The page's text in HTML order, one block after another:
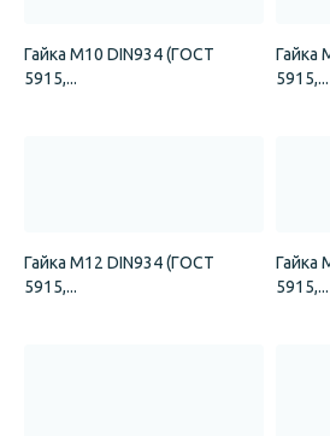
Гайка М10 DIN934 (ГОСТ
5915,...
Гайка
5915,...
Гайка М12 DIN934 (ГОСТ
5915,...
Гайка
5915,...